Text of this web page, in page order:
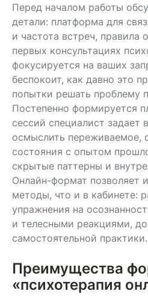
Перед началом работы
детали: платформа для
и частота встреч, правила
первых консультациях
фокусируется на ваших
беспокоит, как давно это
попытки решать проблему
Постепенно формируется
сессий специалист задает
осмыслить переживаемое,
состояния с опытом
скрытые паттерны и
Онлайн-формат позволяет
методы, что и в кабинете:
упражнения на
и телесными реакциями,
самостоятельной практики.
Преимущества
«психотерапия